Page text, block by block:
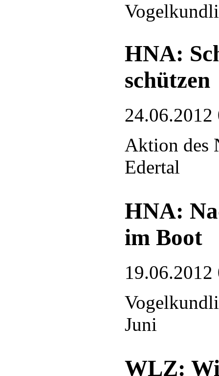
HNA:
schützen
24.06.2012
Aktion des
Edertal
HNA:
im Boot
19.06.2012
Juni
WLZ: